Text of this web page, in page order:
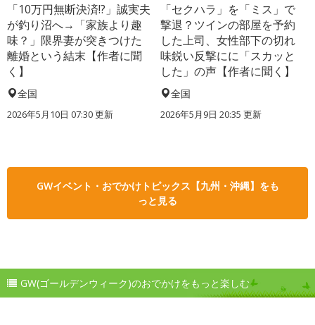
「10万円無断決済!?」誠実夫
が釣り沼へ→「家族より趣
味？」限界妻が突きつけた
離婚という結末【作者に聞
く】
全国
2026年5月10日 07:30 更新
「セクハラ」を「ミス」で
撃退？ツインの部屋を予約
した上司、女性部下の切れ
味鋭い反撃にに「スカッと
した」の声【作者に聞く】
全国
2026年5月9日 20:35 更新
GWイベント・おでかけトピックス【九州・沖縄】をも
っと見る
GW(ゴールデンウィーク)のおでかけをもっと楽しむ